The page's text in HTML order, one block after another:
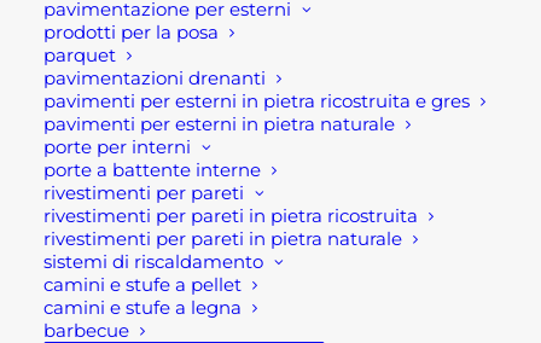
pavimentazione per esterni
prodotti per la posa
parquet
pavimentazioni drenanti
pavimenti per esterni in pietra ricostruita e gres
pavimenti per esterni in pietra naturale
porte per interni
porte a battente interne
rivestimenti per pareti
rivestimenti per pareti in pietra ricostruita
rivestimenti per pareti in pietra naturale
sistemi di riscaldamento
camini e stufe a pellet
camini e stufe a legna
barbecue
alimentazione del
barbecue perfette per
te!!
Tutti amano le grigliate all'aria aperta in
compagnia di amici, e da molti anni si
può definire l'amore per le grigliate una
vera e propria passione! Barbecue a gas,
legna, pellet, carbone o elettrico non
cambia nulla, il barbecue rimane
sempre una passione!!